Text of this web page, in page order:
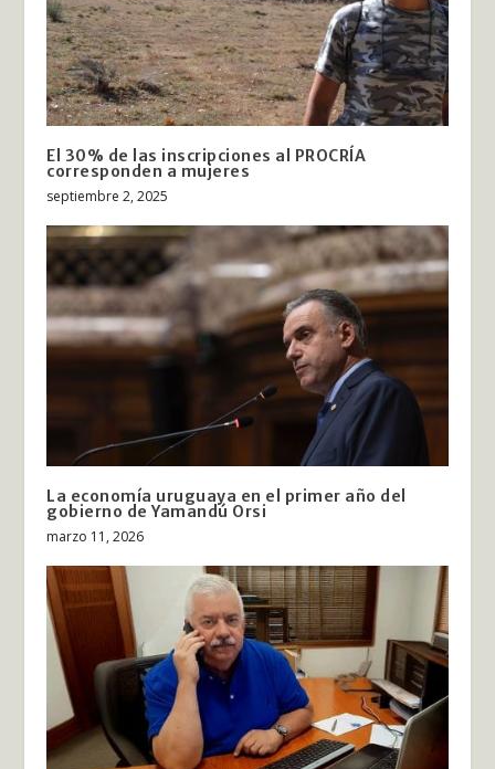
El 30% de las inscripciones al PROCRÍA
corresponden a mujeres
septiembre 2, 2025
La economía uruguaya en el primer año del
gobierno de Yamandú Orsi
marzo 11, 2026